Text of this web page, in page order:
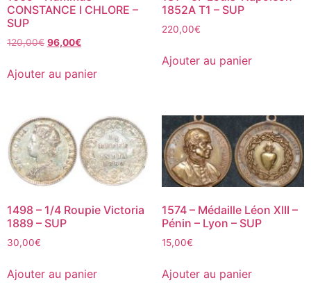
CONSTANCE I CHLORE –
SUP
120,00€ 96,00€
Ajouter au panier
1852A T1 – SUP
220,00€
Ajouter au panier
1498 – 1/4 Roupie Victoria
1889 – SUP
30,00€
Ajouter au panier
1574 – Médaille Léon XIII –
Pénin – Lyon – SUP
15,00€
Ajouter au panier